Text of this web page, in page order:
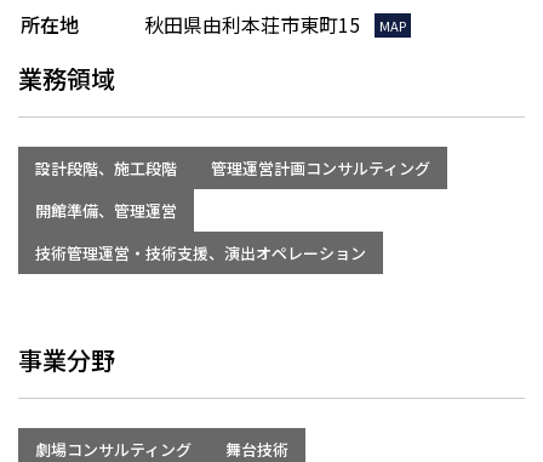
所在地 秋田県由利本荘市東町15 MAP
業務領域
設計段階、施工段階
管理運営計画コンサルティング
開館準備、管理運営
技術管理運営・技術支援、演出オペレーション
事業分野
劇場コンサルティング 舞台技術